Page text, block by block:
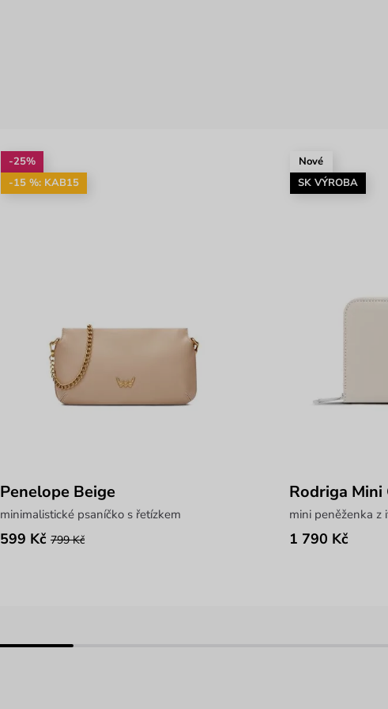
-25%
-15 %: KAB15
Penelope Beige
minimalistické psaníčko s řetízkem
599 Kč 799 Kč
Nové
SK VÝROBA
Rodriga Mini
mini peněženka z
1 790 Kč